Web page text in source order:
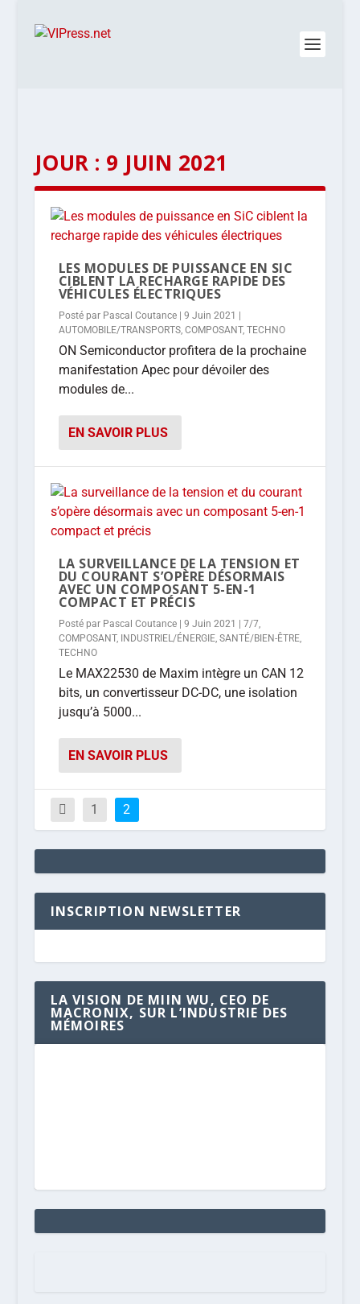
JOUR : 9 JUIN 2021
LES MODULES DE PUISSANCE EN SIC
CIBLENT LA RECHARGE RAPIDE DES
VÉHICULES ÉLECTRIQUES
Posté par Pascal Coutance| 9 Juin 2021
AUTOMOBILE/TRANSPORTS, COMPOSANT, TECHNO
ON Semiconductor profitera de la prochaine
manifestation Apec pour dévoiler des
modules de...
EN SAVOIR PLUS
LA SURVEILLANCE DE LA TENSION ET
DU COURANT S’OPÈRE DÉSORMAIS
AVEC UN COMPOSANT 5-EN-1
COMPACT ET PRÉCIS
Posté par Pascal Coutance| 9 Juin 2021 7/7,
COMPOSANT, INDUSTRIEL/ÉNERGIE, SANTÉ/BIEN-ÊTRE,
TECHNO
Le MAX22530 de Maxim intègre un CAN 12
bits, un convertisseur DC-DC, une isolation
jusqu’à 5000...
EN SAVOIR PLUS
1 2
INSCRIPTION NEWSLETTER
LA VISION DE MIIN WU, CEO DE
MACRONIX, SUR L’INDUSTRIE DES
MÉMOIRES